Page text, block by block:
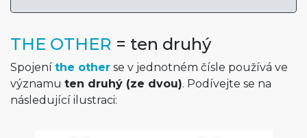
THE OTHER = ten druhý
Spojení the other se v jednotném čísle používá ve
významu ten druhý (ze dvou). Podívejte se na
následující ilustraci: